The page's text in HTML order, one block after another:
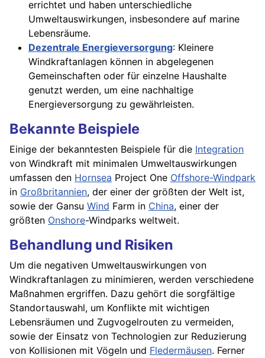
errichtet und haben unterschiedliche
Umweltauswirkungen, insbesondere auf marine
Lebensräume.
Dezentrale Energieversorgung: Kleinere
Windkraftanlagen können in abgelegenen
Gemeinschaften oder für einzelne Haushalte
genutzt werden, um eine nachhaltige
Energieversorgung zu gewährleisten.
Bekannte Beispiele
Einige der bekanntesten Beispiele für die Integration
von Windkraft mit minimalen Umweltauswirkungen
umfassen den Hornsea Project One Offshore-Windpark
in Großbritannien, der einer der größten der Welt ist,
sowie der Gansu Wind Farm in China, einer der
größten Onshore-Windparks weltweit.
Behandlung und Risiken
Um die negativen Umweltauswirkungen von
Windkraftanlagen zu minimieren, werden verschiedene
Maßnahmen ergriffen. Dazu gehört die sorgfältige
Standortauswahl, um Konflikte mit wichtigen
Lebensräumen und Zugvogelrouten zu vermeiden,
sowie der Einsatz von Technologien zur Reduzierung
von Kollisionen mit Vögeln und Fledermäusen. Ferner